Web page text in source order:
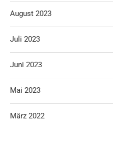
August 2023
Juli 2023
Juni 2023
Mai 2023
März 2022